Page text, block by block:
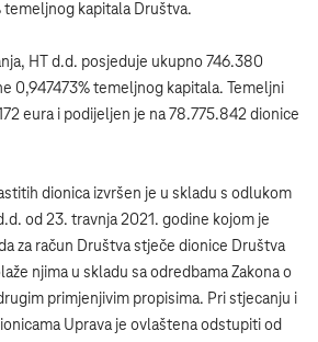
kapitala Društva.
HT d.d. posjeduje ukupno 746.380
0,947473% temeljnog kapitala. Temeljni
eura i podijeljen je na 78.775.842 dionice
dionica izvršen je u skladu s odlukom
od 23. travnja 2021. godine kojom je
za račun Društva stječe dionice Društva
njima u skladu sa odredbama Zakona o
primjenjivim propisima. Pri stjecanju i
Uprava je ovlaštena odstupiti od